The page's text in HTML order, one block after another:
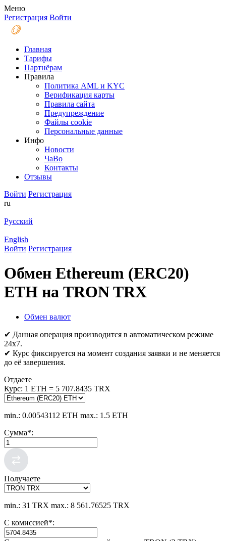
Меню
Регистрация Войти
Главная
Тарифы
Партнёрам
Правила
Политика AML и KYC
Верификация карты
Правила сайта
Предупреждение
Файлы coоkie
Персональные данные
Инфо
Новости
ЧаВо
Контакты
Отзывы
Войти Регистрация
ru
Русский
English
Войти Регистрация
Обмен Ethereum (ERC20)
ETH на TRON TRX
Обмен валют
✔ Данная операция производится в автоматическом режиме
24х7.
✔ Курс фиксируется на момент создания заявки и не меняется
до её завершения.
Отдаете
Курс: 1 ETH = 5 707.8435 TRX
min.: 0.00543112 ETH max.: 1.5 ETH
Сумма*:
Получаете
min.: 31 TRX max.: 8 561.76525 TRX
С комиссией*: